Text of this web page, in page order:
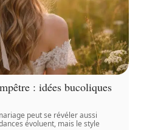
: idées bucoliques
peut se révéler aussi
évoluent, mais le style